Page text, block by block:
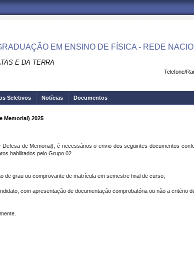
EM ENSINO DE FÍSICA - REDE
E DA TERRA
Telefone/
Seletivos Notícias Documentos
Memorial) 2025
de Memorial), é necessários o envio dos seguintes documentos
habilitados pelo Grupo 02.
de grau ou comprovante de matrícula em semestre final de curso;
com apresentação de documentação comprobatória ou não a critério